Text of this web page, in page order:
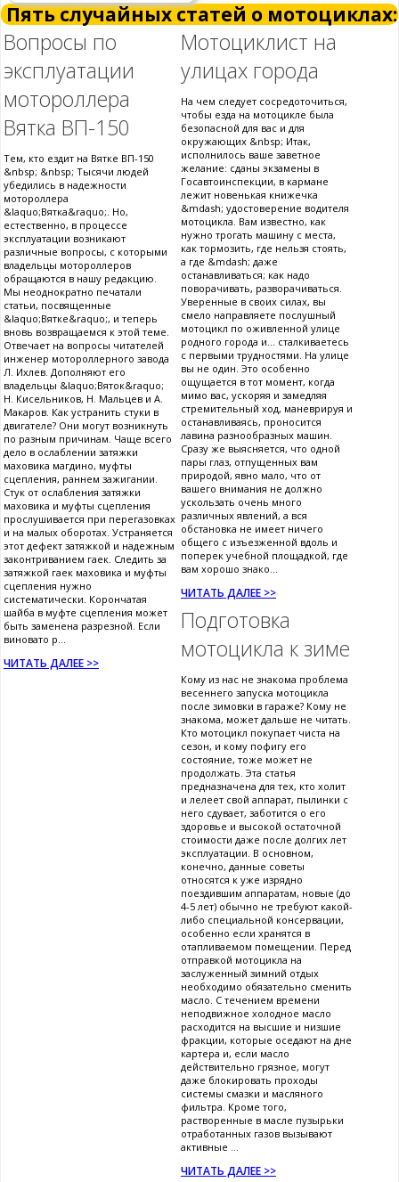
Пять случайных статей о мотоциклах:
Вопросы по
эксплуатации
мотороллера
Вятка ВП-150
Тем, кто ездит на Вятке ВП-150
&nbsp; &nbsp; Тысячи людей
убедились в надежности
мотороллера
&laquo;Вятка&raquo;. Но,
естественно, в процессе
эксплуатации возникают
различные вопросы, с которыми
владельцы мотороллеров
обращаются в нашу редакцию.
Мы неоднократно печатали
статьи, посвященные
&laquo;Вятке&raquo;, и теперь
вновь возвращаемся к этой теме.
Отвечает на вопросы читателей
инженер мотороллерного завода
Л. Ихлев. Дополняют его
владельцы &laquo;Вяток&raquo;
Н. Кисельников, Н. Мальцев и А.
Макаров. Как устранить стуки в
двигателе? Они могут возникнуть
по разным причинам. Чаще всего
дело в ослаблении затяжки
маховика магдино, муфты
сцепления, раннем зажигании.
Стук от ослабления затяжки
маховика и муфты сцепления
прослушивается при перегазовках
и на малых оборотах. Устраняется
этот дефект затяжкой и надежным
законтриванием гаек. Следить за
затяжкой гаек маховика и муфты
сцепления нужно
систематически. Корончатая
шайба в муфте сцепления может
быть заменена разрезной. Если
виновато р...
ЧИТАТЬ ДАЛЕЕ >>
Мотоциклист на
улицах города
На чем следует сосредоточиться,
чтобы езда на мотоцикле была
безопасной для вас и для
окружающих &nbsp; Итак,
исполнилось ваше заветное
желание: сданы экзамены в
Госавтоинспекции, в кармане
лежит новенькая книжечка
&mdash; удостоверение водителя
мотоцикла. Вам известно, как
нужно трогать машину с места,
как тормозить, где нельзя стоять,
а где &mdash; даже
останавливаться; как надо
поворачивать, разворачиваться.
Уверенные в своих силах, вы
смело направляете послушный
мотоцикл по оживленной улице
родного города и... сталкиваетесь
с первыми трудностями. На улице
вы не один. Это особенно
ощущается в тот момент, когда
мимо вас, ускоряя и замедляя
стремительный ход, маневрируя и
останавливаясь, проносится
лавина разнообразных машин.
Сразу же выясняется, что одной
пары глаз, отпущенных вам
природой, явно мало, что от
вашего внимания не должно
ускользать очень много
различных явлений, а вся
обстановка не имеет ничего
общего с изъезженной вдоль и
поперек учебной площадкой, где
вам хорошо знако...
ЧИТАТЬ ДАЛЕЕ >>
Подготовка
мотоцикла к зиме
Кому из нас не знакома проблема
весеннего запуска мотоцикла
после зимовки в гараже? Кому не
знакома, может дальше не читать.
Кто мотоцикл покупает чиста на
сезон, и кому пофигу его
состояние, тоже может не
продолжать. Эта статья
предназначена для тех, кто холит
и лелеет свой аппарат, пылинки с
него сдувает, заботится о его
здоровье и высокой остаточной
стоимости даже после долгих лет
эксплуатации. В основном,
конечно, данные советы
относятся к уже изрядно
поездившим аппаратам, новые (до
4-5 лет) обычно не требуют какой-
либо специальной консервации,
особенно если хранятся в
отапливаемом помещении. Перед
отправкой мотоцикла на
заслуженный зимний отдых
необходимо обязательно сменить
масло. С течением времени
неподвижное холодное масло
расходится на высшие и низшие
фракции, которые оседают на дне
картера и, если масло
действительно грязное, могут
даже блокировать проходы
системы смазки и масляного
фильтра. Кроме того,
растворенные в масле пузырьки
отработанных газов вызывают
активные ...
ЧИТАТЬ ДАЛЕЕ >>